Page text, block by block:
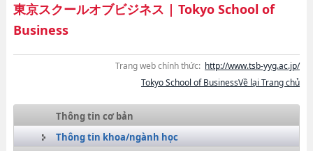
東京スクールオブビジネス | Tokyo School of
Business
Trang web chính thức: http://www.tsb-yyg.ac.jp/
Tokyo School of BusinessVề lại Trang chủ
Thông tin cơ bản
Thông tin khoa/ngành học